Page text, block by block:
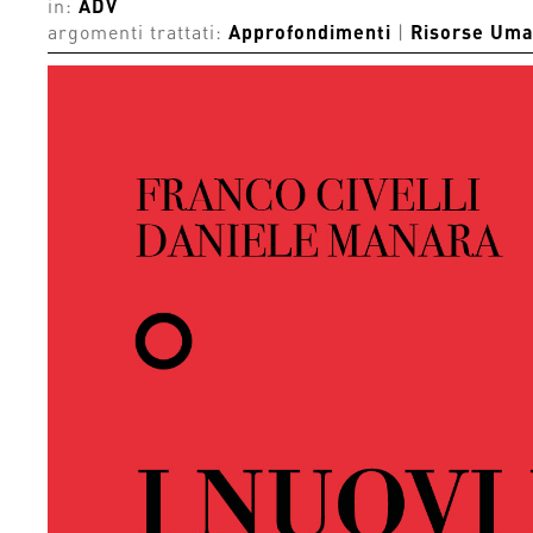
in: ADV
argomenti trattati: Approfondimenti Risorse